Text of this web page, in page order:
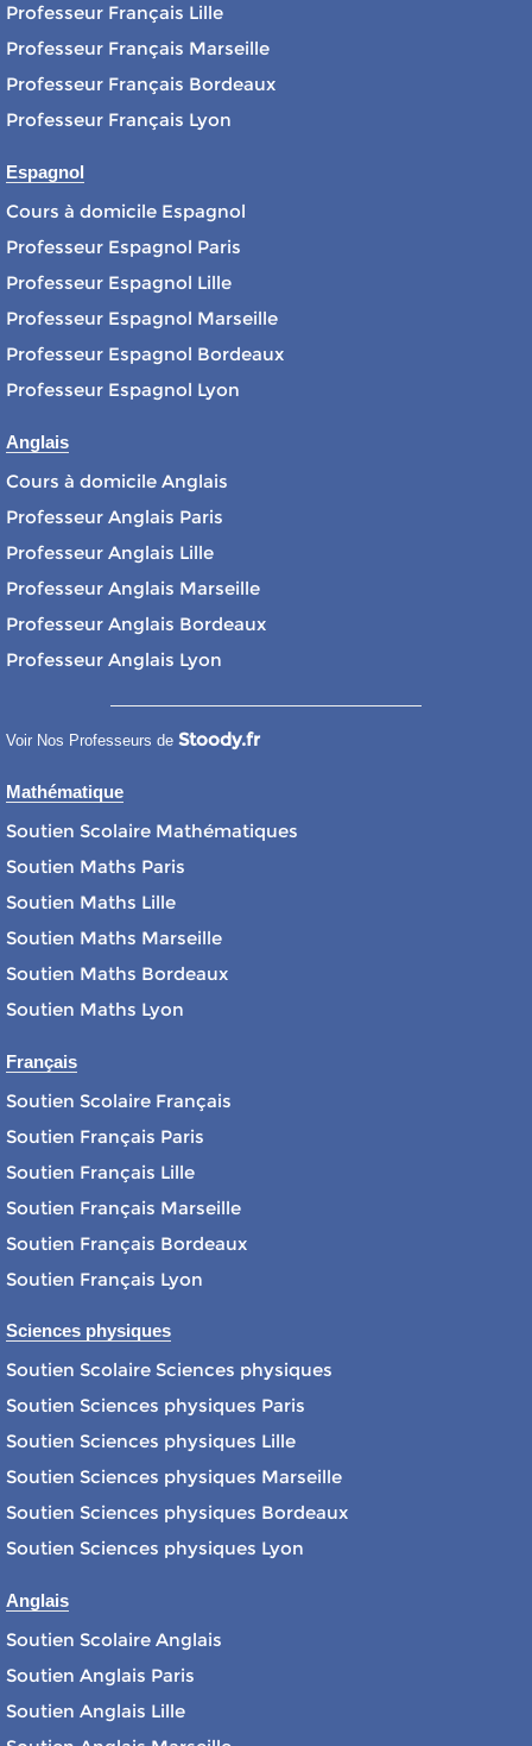
Professeur Français Lille
Professeur Français Marseille
Professeur Français Bordeaux
Professeur Français Lyon
Espagnol
Cours à domicile Espagnol
Professeur Espagnol Paris
Professeur Espagnol Lille
Professeur Espagnol Marseille
Professeur Espagnol Bordeaux
Professeur Espagnol Lyon
Anglais
Cours à domicile Anglais
Professeur Anglais Paris
Professeur Anglais Lille
Professeur Anglais Marseille
Professeur Anglais Bordeaux
Professeur Anglais Lyon
Voir Nos Professeurs de Stoody.fr
Mathématique
Soutien Scolaire Mathématiques
Soutien Maths Paris
Soutien Maths Lille
Soutien Maths Marseille
Soutien Maths Bordeaux
Soutien Maths Lyon
Français
Soutien Scolaire Français
Soutien Français Paris
Soutien Français Lille
Soutien Français Marseille
Soutien Français Bordeaux
Soutien Français Lyon
Sciences physiques
Soutien Scolaire Sciences physiques
Soutien Sciences physiques Paris
Soutien Sciences physiques Lille
Soutien Sciences physiques Marseille
Soutien Sciences physiques Bordeaux
Soutien Sciences physiques Lyon
Anglais
Soutien Scolaire Anglais
Soutien Anglais Paris
Soutien Anglais Lille